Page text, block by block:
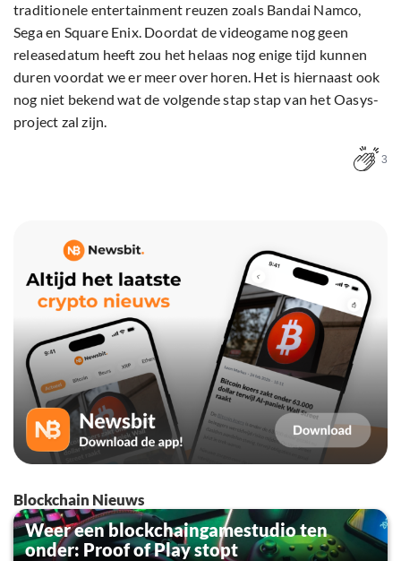
traditionele entertainment reuzen zoals Bandai Namco,
Sega en Square Enix. Doordat de videogame nog geen
releasedatum heeft zou het helaas nog enige tijd kunnen
duren voordat we er meer over horen. Het is hiernaast ook
nog niet bekend wat de volgende stap stap van het Oasys-
project zal zijn.
3
Blockchain Nieuws
Weer een blockchaingamestudio ten
onder: Proof of Play stopt